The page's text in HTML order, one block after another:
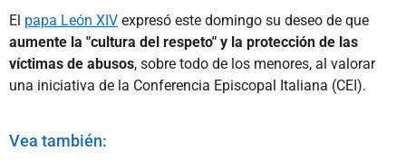
El papa León XIV expresó este domingo su deseo de que
aumente la "cultura del respeto" y la protección de las
víctimas de abusos, sobre todo de los menores, al valorar
una iniciativa de la Conferencia Episcopal Italiana (CEI).
Vea también: